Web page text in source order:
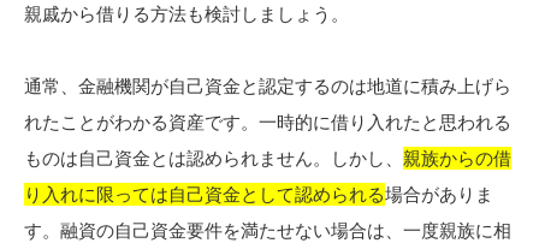
親戚から借りる方法も検討しましょう。
通常、金融機関が自己資金と認定するのは地道に積み上げら
れたことがわかる資産です。一時的に借り入れたと思われる
ものは自己資金とは認められません。しかし、 親族からの借
り入れに限っては自己資金として認められる場合がありま
す。融資の自己資金要件を満たせない場合は、一度親族に相